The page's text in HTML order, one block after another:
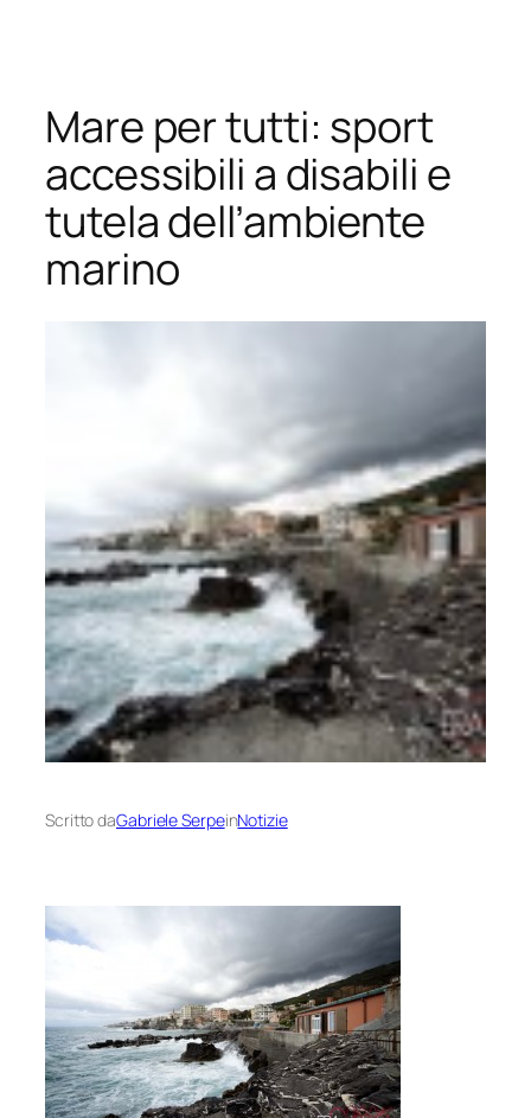
contenuto
Mare per tutti: sport
accessibili a disabili e
tutela dell’ambiente
marino
Scritto daGabriele SerpeinNotizie